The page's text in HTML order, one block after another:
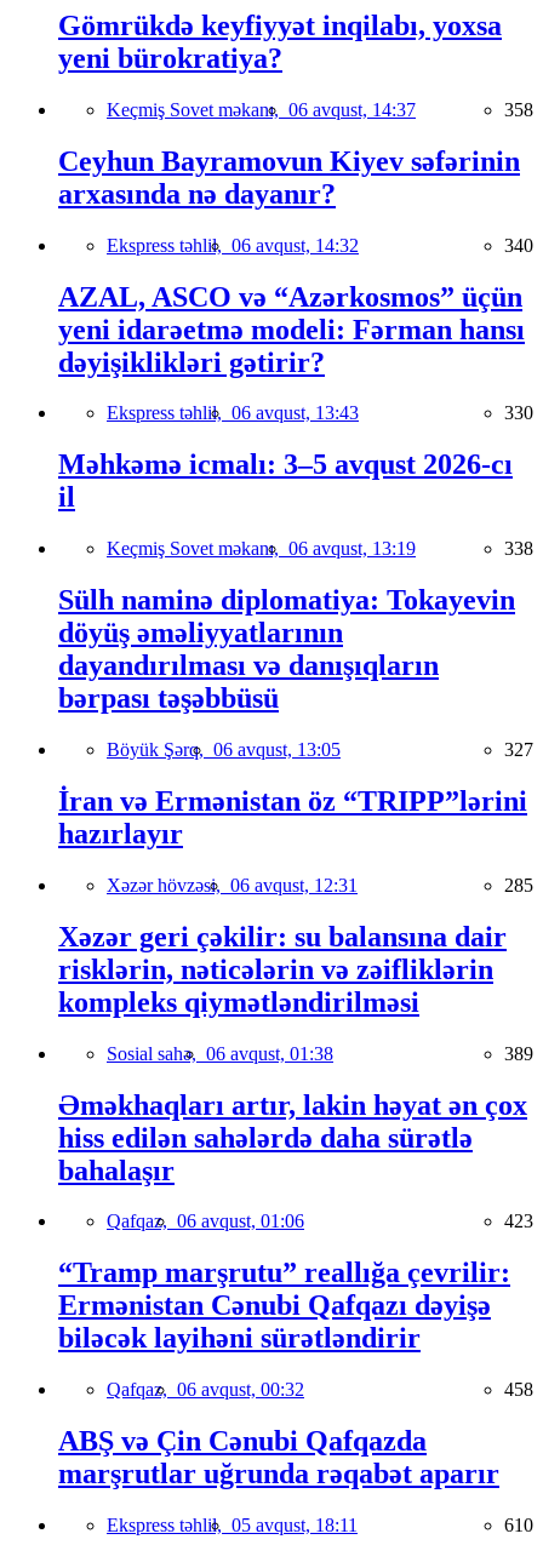
Gömrükdə keyfiyyət inqilabı, yoxsa
yeni bürokratiya?
Keçmiş Sovet məkanı, 06 avqust, 14:37 358
Ceyhun Bayramovun Kiyev səfərinin
arxasında nə dayanır?
Ekspress təhlil, 06 avqust, 14:32 340
AZAL, ASCO və “Azərkosmos” üçün
yeni idarəetmə modeli: Fərman hansı
dəyişiklikləri gətirir?
Ekspress təhlil, 06 avqust, 13:43 330
Məhkəmə icmalı: 3–5 avqust 2026-cı
il
Keçmiş Sovet məkanı, 06 avqust, 13:19 338
Sülh naminə diplomatiya: Tokayevin
döyüş əməliyyatlarının
dayandırılması və danışıqların
bərpası təşəbbüsü
Böyük Şərq, 06 avqust, 13:05 327
İran və Ermənistan öz “TRIPP”lərini
hazırlayır
Xəzər hövzəsi, 06 avqust, 12:31 285
Xəzər geri çəkilir: su balansına dair
risklərin, nəticələrin və zəifliklərin
kompleks qiymətləndirilməsi
Sosial sahə, 06 avqust, 01:38 389
Əməkhaqları artır, lakin həyat ən çox
hiss edilən sahələrdə daha sürətlə
bahalaşır
Qafqaz, 06 avqust, 01:06 423
“Tramp marşrutu” reallığa çevrilir:
Ermənistan Cənubi Qafqazı dəyişə
biləcək layihəni sürətləndirir
Qafqaz, 06 avqust, 00:32 458
ABŞ və Çin Cənubi Qafqazda
marşrutlar uğrunda rəqabət aparır
Ekspress təhlil, 05 avqust, 18:11 610